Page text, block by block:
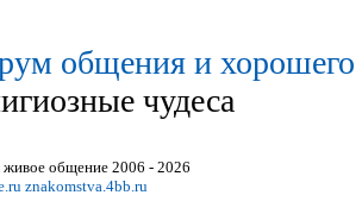
общения и хорошего
чудеса
общение 2006 - 2026
znakomstva.4bb.ru